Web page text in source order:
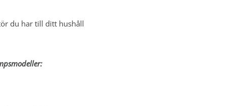
du har till ditt hushåll